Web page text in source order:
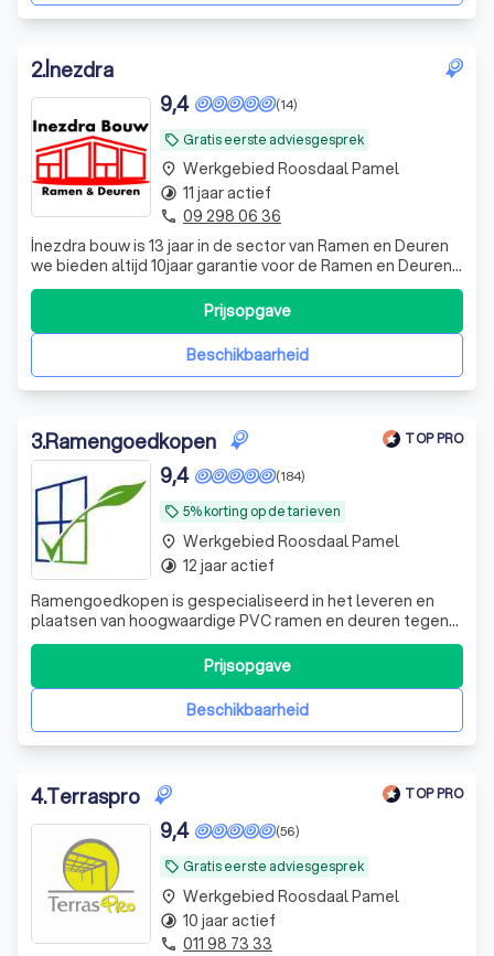
2.İnezdra
local_offer Gratis eerste adviesgesprek
(14)
9,4
İnezdra bouw is 13 jaar in de sector van Ramen en Deuren
we bieden altijd 10jaar garantie voor de Ramen en Deuren!
Klant is altijd koning!
Beschikbaarheid
Prijsopgave
place Werkgebied Roosdaal Pamel
timelapse 11 jaar actief
phone 09 298 06 36
3.Ramengoedkopen TOP PRO
local_offer 5% korting op de tarieven
(184)
9,4
Ramengoedkopen is gespecialiseerd in het leveren en
plaatsen van hoogwaardige PVC ramen en deuren tegen
zeer scherpe prijzen. De gevel is ook beschikbaar. Waar
Beschikbaarheid
Prijsopgave
place Werkgebied Roosdaal Pamel
timelapse 12 jaar actief
4.Terraspro TOP PRO
local_offer Gratis eerste adviesgesprek
(56)
9,4
place Werkgebied Roosdaal Pamel
timelapse 10 jaar actief
phone 011 98 73 33